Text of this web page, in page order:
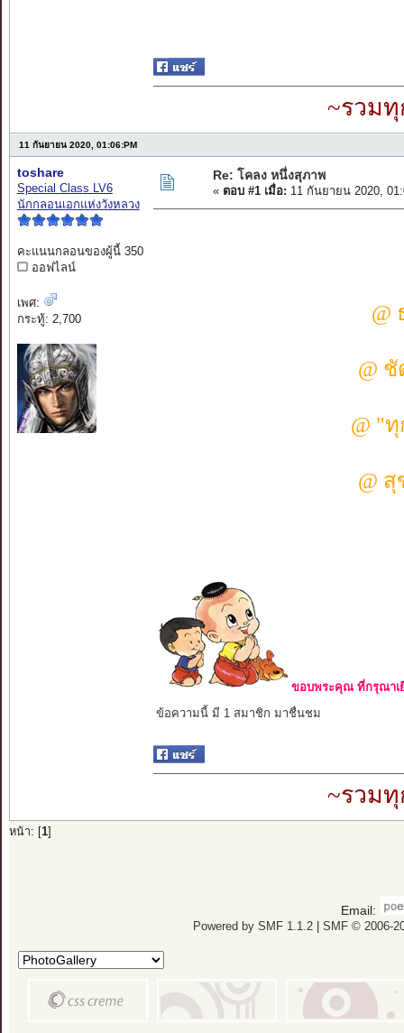
~รวมทุ
11 กันยายน 2020, 01:06:PM
toshare
Special Class LV6
นักกลอนเอกแห่งวังหลวง
คะแนนกลอนของผู้นี้ 350
ออฟไลน์
เพศ:
กระทู้: 2,700
Re: โคลง หนึ่งสุภาพ
« ตอบ #1 เมื่อ: 11 กันยายน 2020,
@
@
@ "
@
ขอบพระคุณ ที่กรุณาเ
ข้อความนี้ มี 1 สมาชิก มาชื่นชม
~รวมทุ
หน้า: [ 1]
Email:
Powered by SMF 1.1.2| SMF © 2006-